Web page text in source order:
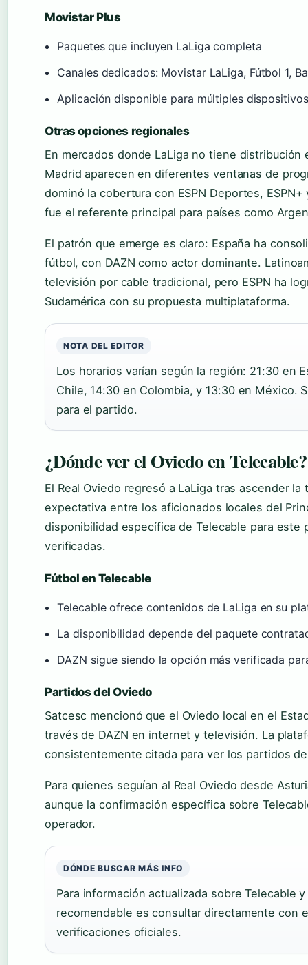
Movistar Plus
Paquetes que incluyen LaLiga completa
Canales dedicados: Movistar LaLiga, Fútbol 1,
Aplicación disponible para múltiples dispositivos
Otras opciones regionales
En mercados donde LaLiga no tiene distribución
Madrid aparecen en diferentes ventanas de
dominó la cobertura con ESPN Deportes, ESPN+
fue el referente principal para países como
El patrón que emerge es claro: España ha
fútbol, con DAZN como actor dominante.
televisión por cable tradicional, pero ESPN ha
Sudamérica con su propuesta multiplataforma.
NOTA DEL EDITOR
Los horarios varían según la región: 21:30 en
Chile, 14:30 en Colombia, y 13:30 en México.
para el partido.
¿Dónde ver el Oviedo en Telecable?
El Real Oviedo regresó a LaLiga tras ascender
expectativa entre los aficionados locales del
disponibilidad específica de Telecable para
verificadas.
Fútbol en Telecable
Telecable ofrece contenidos de LaLiga en su
La disponibilidad depende del paquete
DAZN sigue siendo la opción más verificada
Partidos del Oviedo
Satcesc mencionó que el Oviedo local en el
través de DAZN en internet y televisión. La
consistentemente citada para ver los partidos
Para quienes seguían al Real Oviedo desde
aunque la confirmación específica sobre
operador.
DÓNDE BUSCAR MÁS INFO
Para información actualizada sobre Telecable
recomendable es consultar directamente con
verificaciones oficiales.